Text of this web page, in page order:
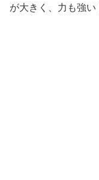
が大きく、力も強い